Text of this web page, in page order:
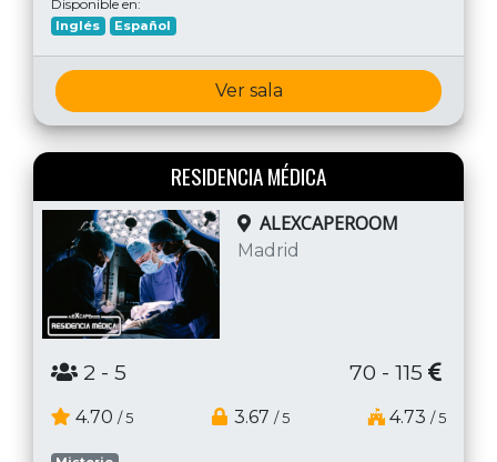
Disponible en:
Inglés Español
Ver sala
RESIDENCIA MÉDICA
ALEXCAPEROOM
Madrid
2 - 5 70 - 115
4.70 / 5 3.67 / 5 4.73 / 5